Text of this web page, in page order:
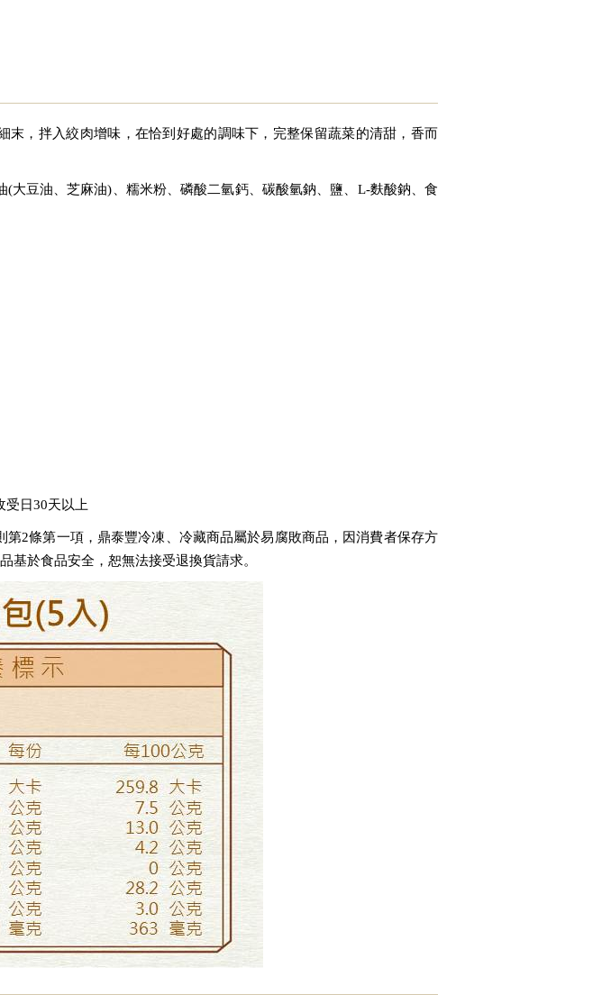
末，拌入絞肉增味，在恰到好處的調味下，完整保留蔬菜的清甜，香而
(大豆油、芝麻油) 、糯米粉、磷酸二氫鈣、碳酸氫鈉、鹽、 L-麩酸鈉、食
日30天以上
2條第一項，鼎泰豐冷凍、冷藏商品屬於易腐敗商品，因消費者保存方
基於食品安全，恕無法接受退換貨請求。